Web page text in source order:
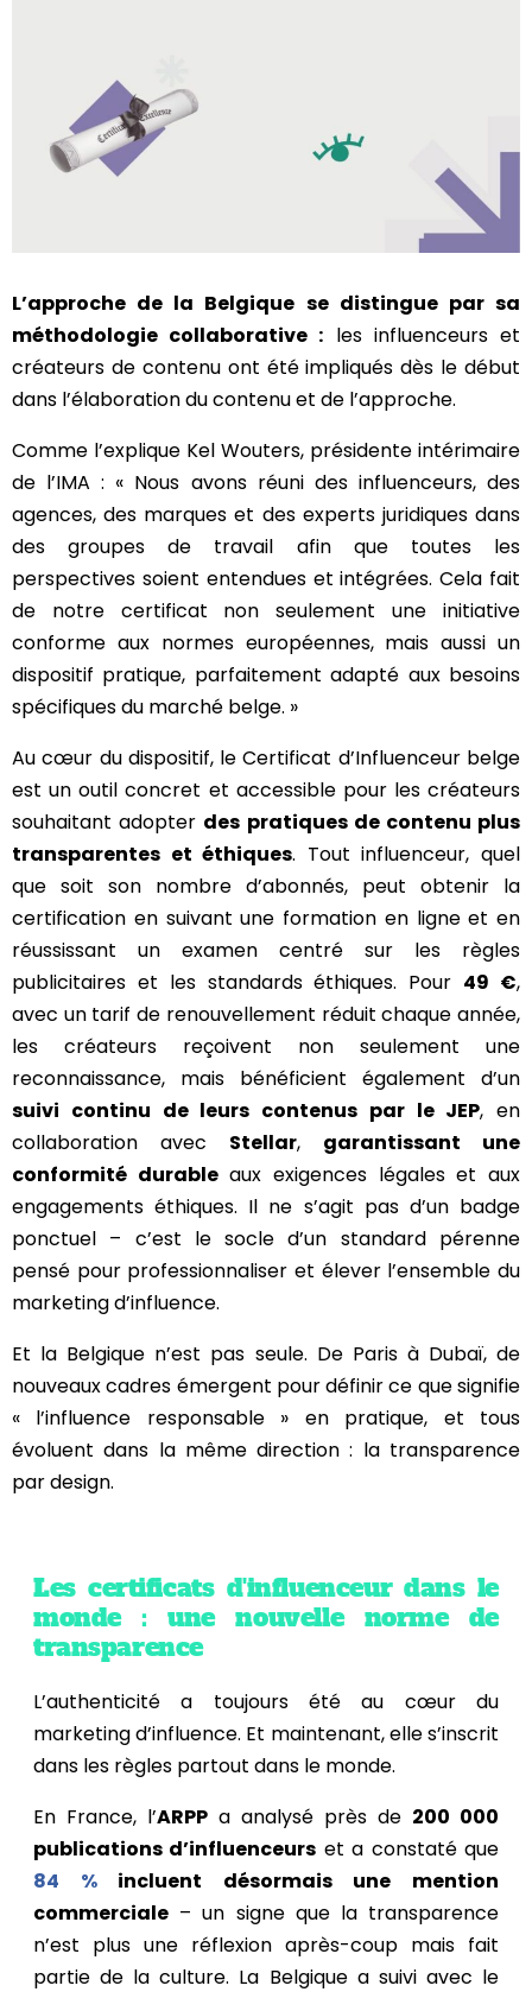
L’approche de la Belgique se distingue par sa
méthodologie collaborative : les influenceurs et
créateurs de contenu ont été impliqués dès le début
dans l’élaboration du contenu et de l’approche.
Comme l’explique Kel Wouters, présidente intérimaire
de l’IMA : « Nous avons réuni des influenceurs, des
agences, des marques et des experts juridiques dans
des groupes de travail afin que toutes les
perspectives soient entendues et intégrées. Cela fait
de notre certificat non seulement une initiative
conforme aux normes européennes, mais aussi un
dispositif pratique, parfaitement adapté aux besoins
spécifiques du marché belge. »
Au cœur du dispositif, le Certificat d’Influenceur belge
est un outil concret et accessible pour les créateurs
souhaitant adopter des pratiques de contenu plus
transparentes et éthiques. Tout influenceur, quel
que soit son nombre d’abonnés, peut obtenir la
certification en suivant une formation en ligne et en
réussissant un examen centré sur les règles
publicitaires et les standards éthiques. Pour 49 €,
avec un tarif de renouvellement réduit chaque année,
les créateurs reçoivent non seulement une
reconnaissance, mais bénéficient également d’un
suivi continu de leurs contenus par le JEP, en
collaboration avec Stellar, garantissant une
conformité durableaux exigences légales et aux
engagements éthiques. Il ne s’agit pas d’un badge
ponctuel – c’est le socle d’un standard pérenne
pensé pour professionnaliser et élever l’ensemble du
marketing d’influence.
Et la Belgique n’est pas seule. De Paris à Dubaï, de
nouveaux cadres émergent pour définir ce que signifie
« l’influence responsable » en pratique, et tous
évoluent dans la même direction : la transparence
par design.
Les certificats d'influenceur dans le
monde : une nouvelle norme de
transparence
L’authenticité a toujours été au cœur du
marketing d’influence. Et maintenant, elle s’inscrit
dans les règles partout dans le monde.
En France, l’ARPP a analysé près de 200 000
publications d’influenceurs et a constaté que
84 %incluent désormais une mention
commerciale – un signe que la transparence
n’est plus une réflexion après-coup mais fait
partie de la culture. La Belgique a suivi avec le